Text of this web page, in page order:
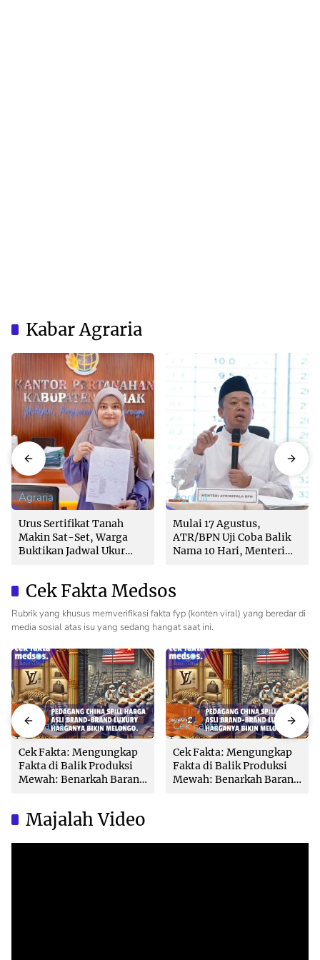
Kabar Agraria
Agraria
Urus Sertifikat Tanah
Makin Sat-Set, Warga
Buktikan Jadwal Ukur
Agraria
Mulai 17 Agustus,
ATR/BPN Uji Coba Balik
Nama 10 Hari, Menteri
Cek Fakta Medsos
Rubrik yang khusus memverifikasi fakta fyp (konten viral) yang beredar di
media sosial atas isu yang sedang hangat saat ini.
Cek Fakta
Cek Fakta: Mengungkap
Fakta di Balik Produksi
Mewah: Benarkah Barang
Cek Fakta
Cek Fakta: Mengungkap
Fakta di Balik Produksi
Mewah: Benarkah Barang
Majalah Video